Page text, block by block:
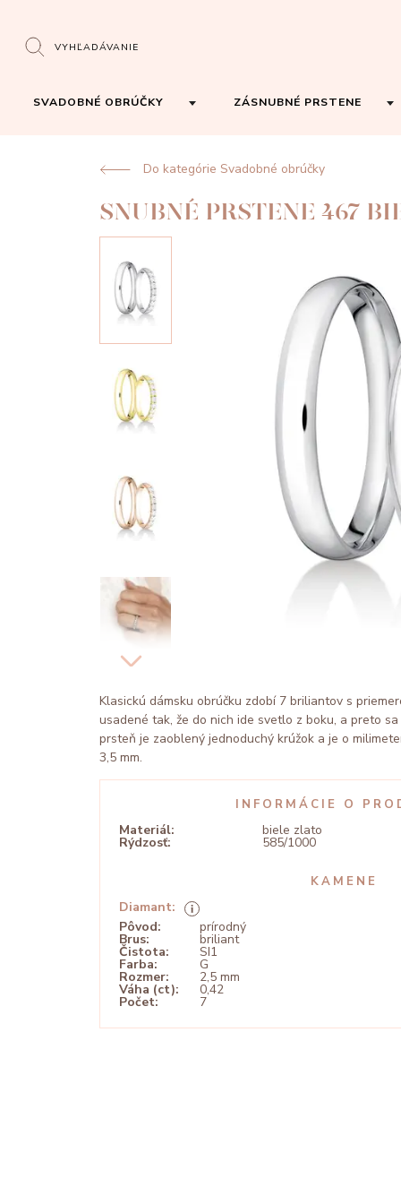
VYHĽADÁVANIE
SVADOBNÉ OBRÚČKY ZÁSNUBNÉ PRSTENE
Do kategórie Svadobné obrúčky
SNUBNÉ PRSTENE 467
Klasickú dámsku obrúčku zdobí 7 briliantov s
usadené tak, že do nich ide svetlo z boku, a preto
prsteň je zaoblený jednoduchý krúžok a je o
3,5 mm.
INFORMÁCIE O
Materiál: biele zlato
Rýdzosť: 585/1000
KAMENE
Diamant:
Pôvod:
prírodný
Brus: briliant
Čistota: SI1
Farba: G
Rozmer: 2,5 mm
Váha (ct): 0,42
Počet: 7